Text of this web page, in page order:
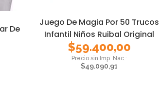
De
Juego De Magia Por 50 Trucos
Infantil Niños Ruibal Original
$59.400,00
$49.090,91